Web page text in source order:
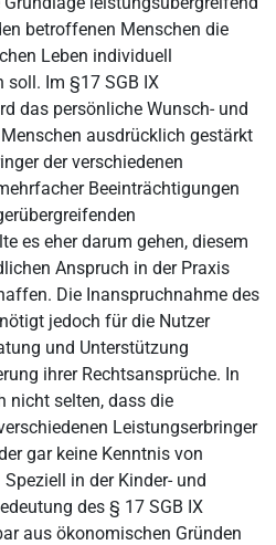
betroffenen Menschen die
Leben individuell
Im §17 SGB IX
das persönliche Wunsch- und
ausdrücklich gestärkt
der verschiedenen
Beeinträchtigungen
es eher darum gehen, diesem
Anspruch in der Praxis
Die Inanspruchnahme des
jedoch für die Nutzer
und Unterstützung
ihrer Rechtsansprüche. In
nicht selten, dass die
Leistungserbringer
gar keine Kenntnis von
in der Kinder- und
des § 17 SGB IX
aus ökonomischen Gründen